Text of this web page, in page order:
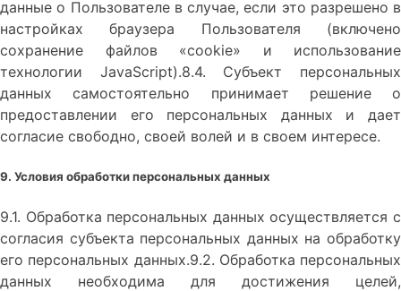
данные о Пользователе в случае, если это разрешено в
настройках браузера Пользователя (включено
сохранение файлов «cookie» и использование
технологии JavaScript).8.4. Субъект персональных
данных самостоятельно принимает решение о
предоставлении его персональных данных и дает
согласие свободно, своей волей и в своем интересе.
9. Условия обработки персональных данных
9.1. Обработка персональных данных осуществляется с
согласия субъекта персональных данных на обработку
его персональных данных.9.2. Обработка персональных
данных необходима для достижения целей,